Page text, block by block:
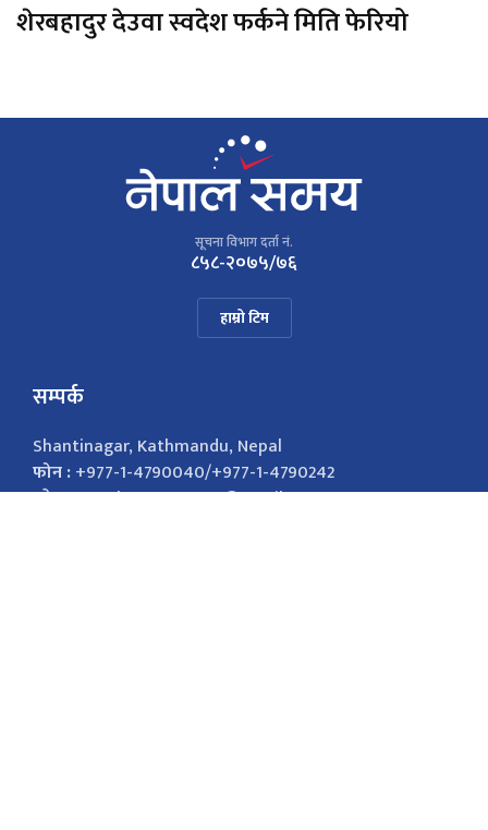
शेरबहादुर देउवा स्वदेश फर्कने मिति फेरियो
सूचना विभाग दर्ता नं.
८५८-२०७५/७६
हाम्रो टिम
सम्पर्क
Shantinagar, Kathmandu, Nepal
फोन :+977-1-4790040/+977-1-4790242
इमेल :nepalsamayanews@gmail.com